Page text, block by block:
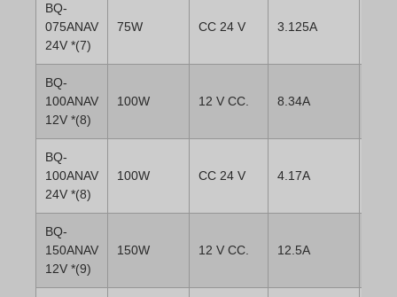
BQ-
075ANAV
24V *(7)
75W CC 24 V 3.125A
BQ-
100ANAV
12V *(8)
100W 12 V CC. 8.34A
BQ-
100ANAV
24V *(8)
100W CC 24 V 4.17A
BQ-
150ANAV
12V *(9)
150W 12 V CC. 12.5A